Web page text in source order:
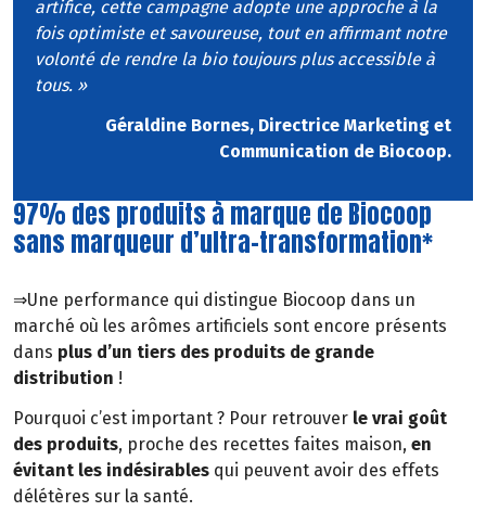
artifice, cette campagne adopte une approche à la
fois optimiste et savoureuse, tout en affirmant notre
volonté de rendre la bio toujours plus accessible à
tous. »
Géraldine Bornes, Directrice Marketing et
Communication de Biocoop.
97% des produits à marque de Biocoop
sans marqueur d’ultra-transformation*
⇒Une performance qui distingue Biocoop dans un
marché où les arômes artificiels sont encore présents
dans plus d’un tiers des produits de grande
distribution !
Pourquoi c’est important ? Pour retrouver le vrai goût
des produits, proche des recettes faites maison, en
évitant les indésirables qui peuvent avoir des effets
délétères sur la santé.